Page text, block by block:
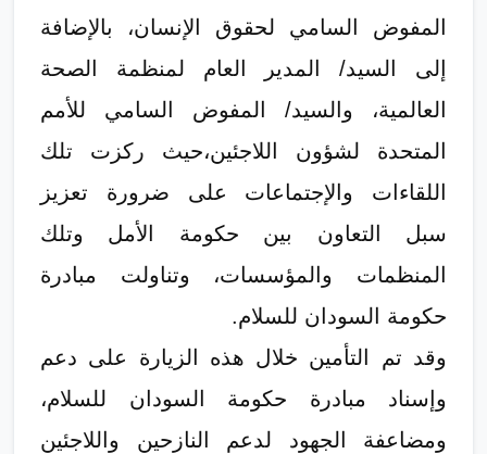
المفوض السامي لحقوق الإنسان، بالإضافة
إلى السيد/ المدير العام لمنظمة الصحة
العالمية، والسيد/ المفوض السامي للأمم
المتحدة لشؤون اللاجئين،حيث ركزت تلك
اللقاءات والإجتماعات على ضرورة تعزيز
سبل التعاون بين حكومة الأمل وتلك
المنظمات والمؤسسات، وتناولت مبادرة
حكومة السودان للسلام.
وقد تم التأمين خلال هذه الزيارة على دعم
وإسناد مبادرة حكومة السودان للسلام،
ومضاعفة الجهود لدعم النازحين واللاجئين